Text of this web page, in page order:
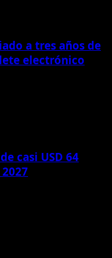
a tres años de
electrónico
casi USD 64